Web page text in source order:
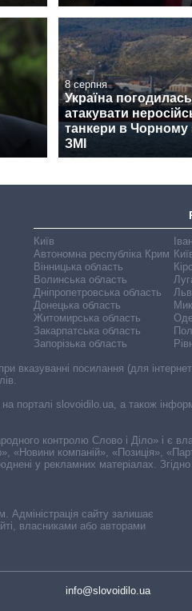
8 серпня
Україна
атакувати
танкери в Чорному
ЗМІ
Київ
Автономна республіка Крим
Вінницька область
Волинська область
Дніпропетровська область
Донецька область
Житомирська область
Закарпатська область
Запорізька область
Адміністрація сайту залишає
власниками або авторами
info@slovoidilo.ua
вказуванні посилання (для
на порталі slovoidilo.ua, а також
контролю Слово і Діло» і є
«Новини компаній», «Позиція»,
у рекламних матеріалах.